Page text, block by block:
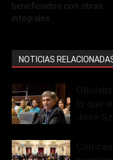
beneficiados con obras
integrales
NOTICIAS